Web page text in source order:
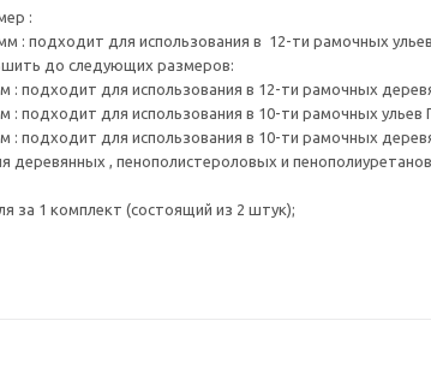
:
: подходит для использования в 12-ти рамочных
до следующих размеров:
: подходит для использования в 12-ти рамочных
: подходит для использования в 10-ти рамочных
: подходит для использования в 10-ти рамочных
деревянных , пенополистероловых и
за 1 комплект (состоящий из 2 штук);